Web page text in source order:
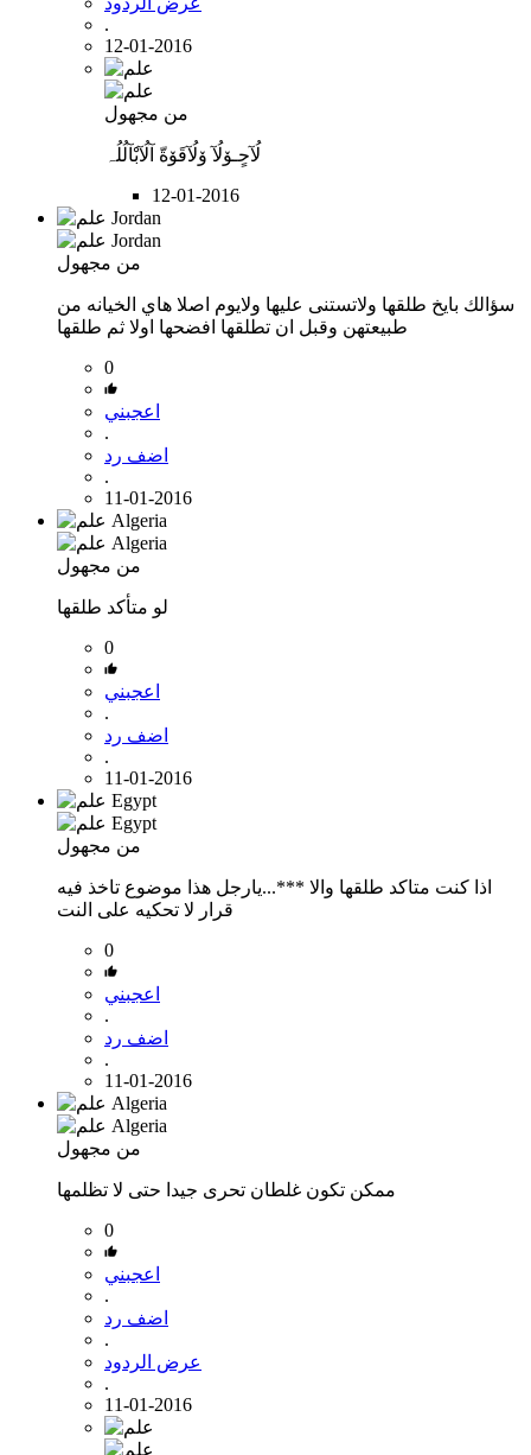
.
12-01-2016
من مجهول
لُآحٍـۆلُآ ۆلُآقَۆةّ آلُآبْآلُلُہ
12-01-2016
من مجهول
سؤالك بايخ طلقها ولاتستنى عليها ولايوم اصلا هاي الخيانه من
طبيعتهن وقبل ان تطلقها افضحها اولا ثم طلقها
0
اعجبني
.
اضف رد
.
11-01-2016
من مجهول
لو متأكد طلقها
0
اعجبني
.
اضف رد
.
11-01-2016
من مجهول
اذا كنت متاكد طلقها والا ***...يارجل هذا موضوع تاخذ فيه
قرار لا تحكيه على النت
0
اعجبني
.
اضف رد
.
11-01-2016
من مجهول
ممكن تكون غلطان تحرى جيدا حتى لا تظلمها
0
اعجبني
.
اضف رد
.
عرض الردود
.
11-01-2016